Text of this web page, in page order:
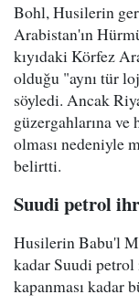
Bohl, Husilerin
Arabistan'ın
kıyıdaki Körfez
olduğu "aynı tür
söyledi. Ancak
güzergahlarına ve
olması nedeniyle
belirtti.
Suudi petrol
Husilerin Babu'l
kadar Suudi petrol
kapanması kadar